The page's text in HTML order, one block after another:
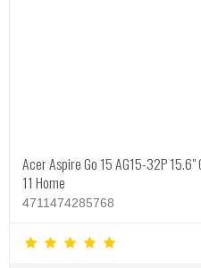
Acer Aspire Go 15 AG15-32P
11 Home
4711474285768